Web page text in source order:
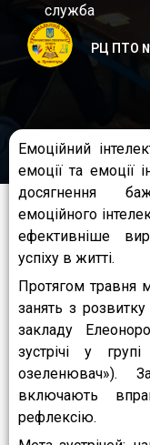
служба
РЦ ПТО
Емоційний
емоції та емоції
досягнення
емоційного
ефективніше
успіху в житті.
Протягом травня
занять з
закладу
зустрічі у
озеленювач»).
включають
рефлексію.